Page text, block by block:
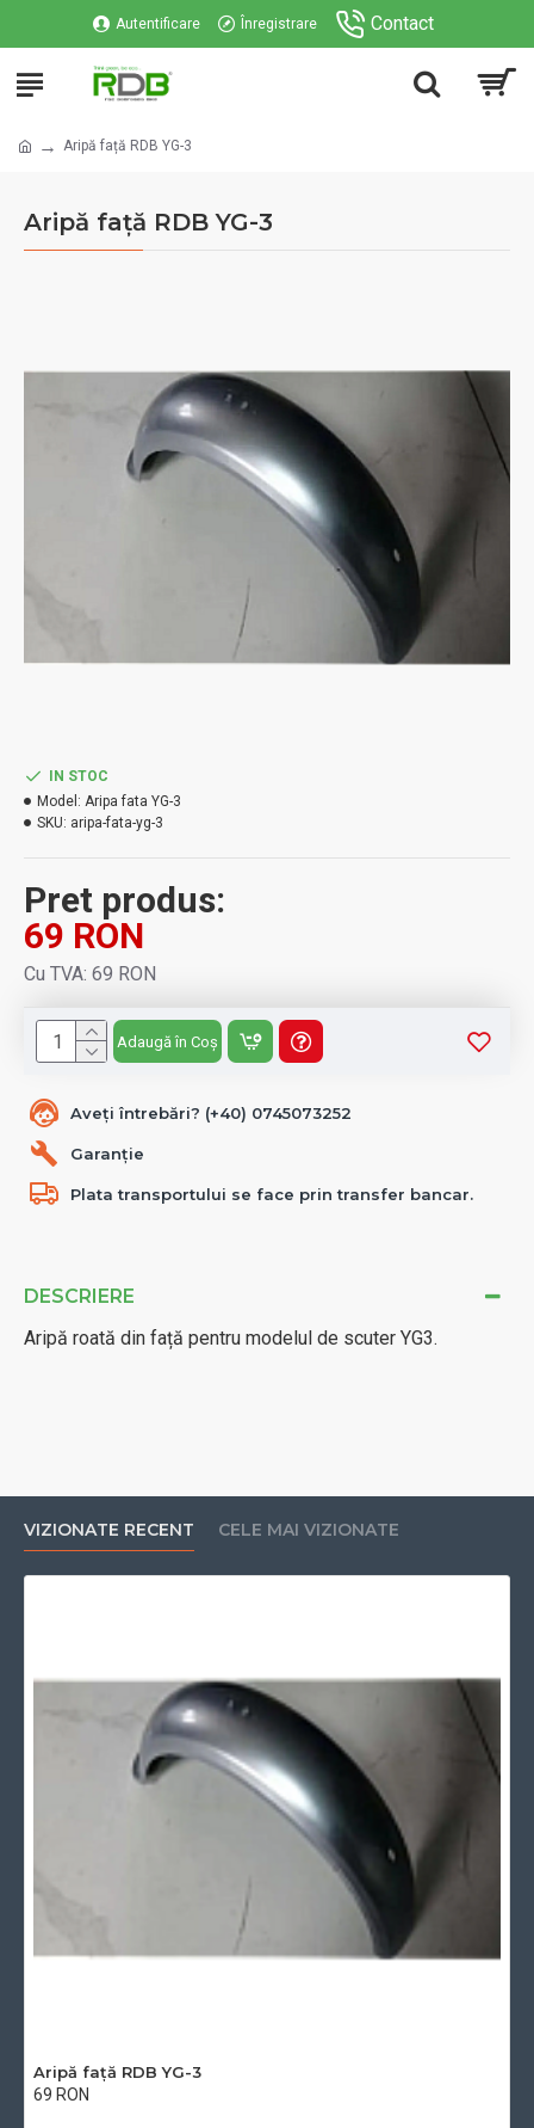
Autentificare Înregistrare Contact
Aripă față RDB YG-3
Aripă față RDB YG-3
DESCRIERE
Aripă roată din față pentru modelul de scuter YG3.
Aveți întrebări? (+40) 0745073252
Garanție
Plata transportului se face prin transfer bancar.
Pret produs:
69 RON
Cu TVA: 69 RON
IN STOC
Model: Aripa fata YG-3
SKU: aripa-fata-yg-3
Adaugă în Coș
VIZIONATE RECENT CELE MAI VIZIONATE
Aripă față RDB YG-3
69 RON